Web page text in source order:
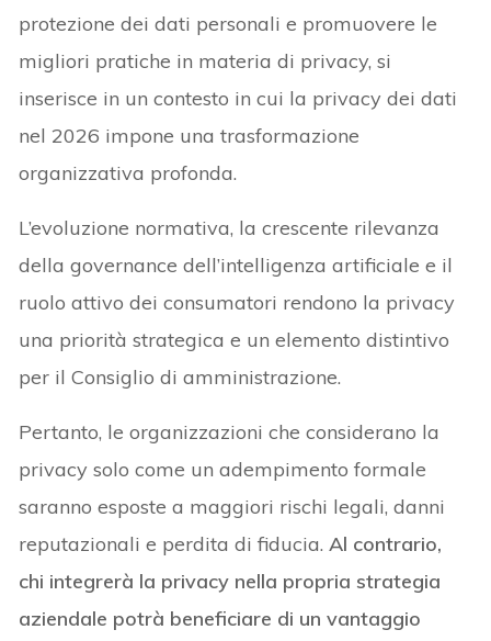
protezione dei dati personali e promuovere le
migliori pratiche in materia di privacy, si
inserisce in un contesto in cui la privacy dei dati
nel 2026 impone una trasformazione
organizzativa profonda.
L’evoluzione normativa, la crescente rilevanza
della governance dell’intelligenza artificiale e il
ruolo attivo dei consumatori rendono la privacy
una priorità strategica e un elemento distintivo
per il Consiglio di amministrazione.
Pertanto, le organizzazioni che considerano la
privacy solo come un adempimento formale
saranno esposte a maggiori rischi legali, danni
reputazionali e perdita di fiducia.Al contrario,
chi integrerà la privacy nella propria strategia
aziendale potrà beneficiare di un vantaggio